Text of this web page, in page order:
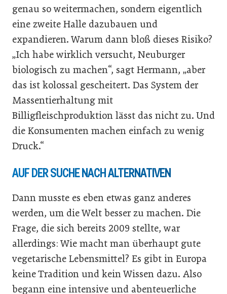
genau so weitermachen, sondern eigentlich
eine zweite Halle dazubauen und
expandieren. Warum dann bloß dieses Risiko?
„Ich habe wirklich versucht, Neuburger
biologisch zu machen“, sagt Hermann, „aber
das ist kolossal gescheitert. Das System der
Massentierhaltung mit
Billigfleischproduktion lässt das nicht zu. Und
die Konsumenten machen einfach zu wenig
Druck.“
AUF DER SUCHE NACH ALTERNATIVEN
Dann musste es eben etwas ganz anderes
werden, um die Welt besser zu machen. Die
Frage, die sich bereits 2009 stellte, war
allerdings: Wie macht man überhaupt gute
vegetarische Lebensmittel? Es gibt in Europa
keine Tradition und kein Wissen dazu. Also
begann eine intensive und abenteuerliche